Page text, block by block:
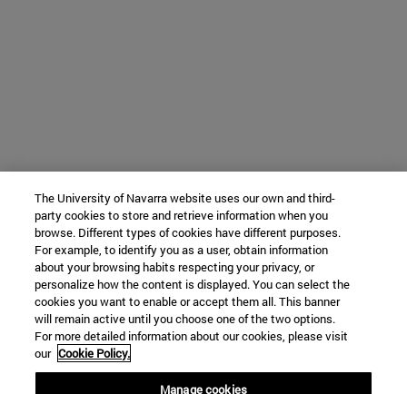
The University of Navarra website uses our own and third-
party cookies to store and retrieve information when you
browse. Different types of cookies have different purposes.
For example, to identify you as a user, obtain information
about your browsing habits respecting your privacy, or
personalize how the content is displayed. You can select the
cookies you want to enable or accept them all. This banner
will remain active until you choose one of the two options.
For more detailed information about our cookies, please visit
our Cookie Policy.
Manage cookies